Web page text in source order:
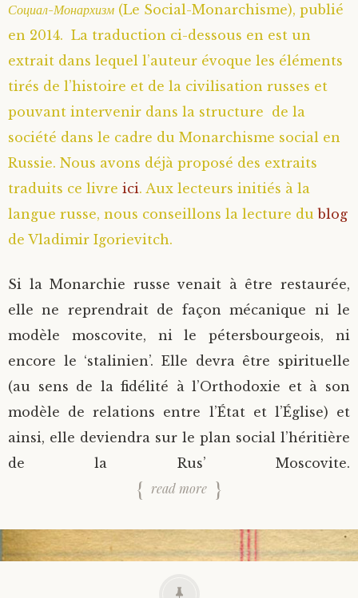
Социал-Монархизм (Le Social-Monarchisme), publié
en 2014. La traduction ci-dessous en est un
extrait dans lequel l’auteur évoque les éléments
tirés de l’histoire et de la civilisation russes et
pouvant intervenir dans la structure de la
société dans le cadre du Monarchisme social en
Russie. Nous avons déjà proposé des extraits
traduits ce livre ici. Aux lecteurs initiés à la
langue russe, nous conseillons la lecture dublog
de Vladimir Igorievitch.
Si la Monarchie russe venait à être restaurée,
elle ne reprendrait de façon mécanique ni le
modèle moscovite, ni le pétersbourgeois, ni
encore le ‘stalinien’. Elle devra être spirituelle
(au sens de la fidélité à l’Orthodoxie et à son
modèle de relations entre l’État et l’Église) et
ainsi, elle deviendra sur le plan social l’héritière
de la Rus’ Moscovite.
read more